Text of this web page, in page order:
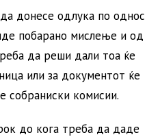
донесе одлука по однос
побарано мислење и од
да реши дали тоа ќе
или за документот ќе
собраниски комисии.
до кога треба да даде